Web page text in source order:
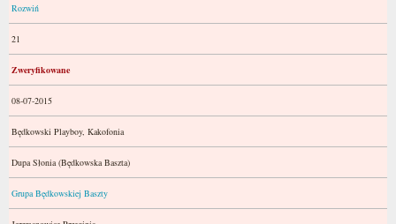
Rozwiń
21
Zweryfikowane
08-07-2015
Będkowski Playboy, Kakofonia
Dupa Słonia (Będkowska Baszta)
Grupa Będkowskiej Baszty